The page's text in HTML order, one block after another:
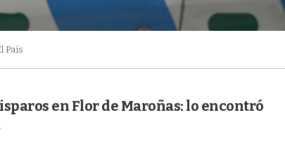
País
en Flor de Maroñas: lo encontró